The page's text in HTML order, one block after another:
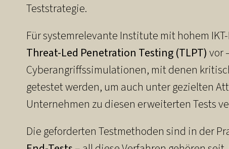
Teststrategie.
Für systemrelevante Institute mit hohem
Threat-Led Penetration Testing (TLPT)vor
Cyberangriffssimulationen, mit denen
getestet werden, um auch unter gezielten
Unternehmen zu diesen erweiterten Tests
Die geforderten Testmethoden sind in der